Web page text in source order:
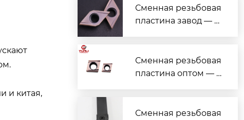
и китая,
Сменная резьбовая
пластина завод — н
отки
Сменная резьбовая
пластина оптом — в
Сменная резьбовая